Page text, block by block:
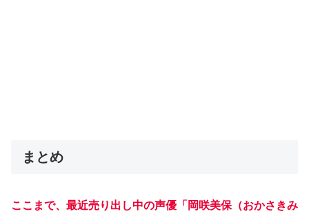
まとめ
ここまで、最近売り出し中の声優「岡咲美保（おかさきみ